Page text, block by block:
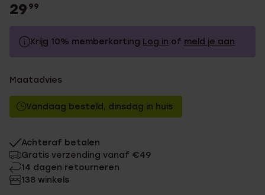
29 99
Krijg 10% memberkorting Log in of meld je aan
Zonder memberkorting
Maatadvies
Vandaag besteld, dinsdag in huis
Achteraf betalen
Gratis verzending vanaf €49
14 dagen retourneren
138 winkels